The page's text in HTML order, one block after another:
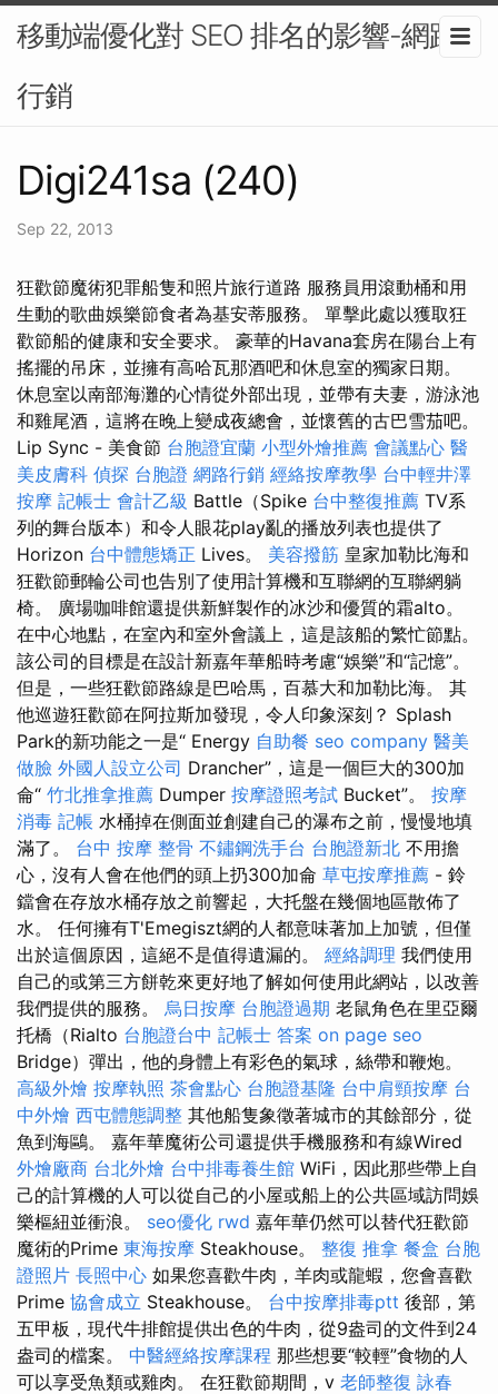
移動端優化對 SEO 排名的影響-網路
行銷
Digi241sa (240)
Sep 22, 2013
狂歡節魔術犯罪船隻和照片旅行道路 服務員用滾動桶和用
生動的歌曲娛樂節食者為基安蒂服務。 單擊此處以獲取狂
歡節船的健康和安全要求。 豪華的Havana套房在陽台上有
搖擺的吊床，並擁有高哈瓦那酒吧和休息室的獨家日期。
休息室以南部海灘的心情從外部出現，並帶有夫妻，游泳池
和雞尾酒，這將在晚上變成夜總會，並懷舊的古巴雪茄吧。
Lip Sync - 美食節 台胞證宜蘭 小型外燴推薦 會議點心 醫
美皮膚科 偵探 台胞證 網路行銷 經絡按摩教學 台中輕井澤
按摩 記帳士 會計乙級 Battle（Spike 台中整復推薦 TV系
列的舞台版本）和令人眼花play亂的播放列表也提供了
Horizo​​n 台中體態矯正 Lives。 美容撥筋 皇家加勒比海和
狂歡節郵輪​​公司也告別了使用計算機和互聯網的互聯網躺
椅。 廣場咖啡館還提供新鮮製作的冰沙和優質的霜alto。
在中心地點，在室內和室外會議上，這是該船的繁忙節點。
該公司的目標是在設計新嘉年華船時考慮“娛樂”和“記憶”。
但是，一些狂歡節路線是巴哈馬，百慕大和加勒比海。 其
他巡遊狂歡節在阿拉斯加發現，令人印象深刻？ Splash
Park的新功能之一是“ Energy 自助餐 seo company 醫美
做臉 外國人設立公司 Drancher”，這是一個巨大的300加
侖“ 竹北推拿推薦 Dumper 按摩證照考試 Bucket”。 按摩
消毒 記帳 水桶掉在側面並創建自己的瀑布之前，慢慢地填
滿了。 台中 按摩 整骨 不鏽鋼洗手台 台胞證新北 不用擔
心，沒有人會在他們的頭上扔300加侖 草屯按摩推薦 - 鈴
鐺會在存放水桶存放之前響起，大托盤在幾個地區散佈了
水。 任何擁有T'Emegiszt網的人都意味著加上加號，但僅
出於這個原因，這絕不是值得遺漏的。 經絡調理 我們使用
自己的或第三方餅乾來更好地了解如何使用此網站，以改善
我們提供的服務。 烏日按摩 台胞證過期 老鼠角色在里亞爾
托橋（Rialto 台胞證台中 記帳士 答案 on page seo
Bridge）彈出，他的身體上有彩色的氣球，絲帶和鞭炮。
高級外燴 按摩執照 茶會點心 台胞證基隆 台中肩頸按摩 台
中外燴 西屯體態調整 其他船隻象徵著城市的其餘部分，從
魚到海鷗。 嘉年華魔術公司還提供手機服務和有線Wired
外燴廠商 台北外燴 台中排毒養生館 WiFi，因此那些帶上自
己的計算機的人可以從自己的小屋或船上的公共區域訪問娛
樂樞紐並衝浪。 seo優化 rwd 嘉年華仍然可以替代狂歡節
魔術的Prime 東海按摩 Steakhouse。 整復 推拿 餐盒 台胞
證照片 長照中心 如果您喜歡牛肉，羊肉或龍蝦，您會喜歡
Prime 協會成立 Steakhouse。 台中按摩排毒ptt 後部，第
五甲板，現代牛排館提供出色的牛肉，從9盎司的文件到24
盎司的檔案。 中醫經絡按摩課程 那些想要“較輕”食物的人
可以享受魚類或雞肉。 在狂歡節期間，v 老師整復 詠春